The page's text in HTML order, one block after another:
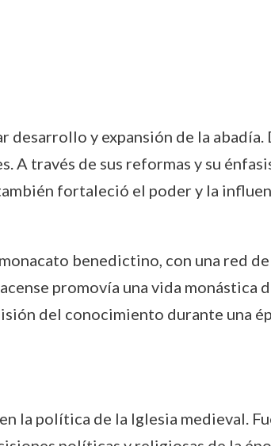
y expansión de la abadía.
través de sus reformas y su
fortaleció el poder y la
benedictino, con una red
promovía una vida monástica
del conocimiento durante una
la política de la Iglesia medieval.